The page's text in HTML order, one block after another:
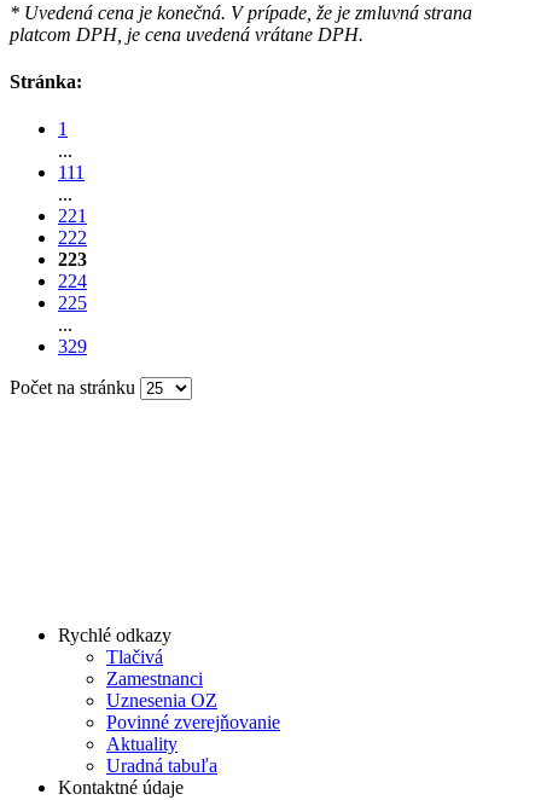
* Uvedená cena je konečná. V prípade, že je zmluvná strana
platcom DPH, je cena uvedená vrátane DPH.
Stránka:
1
...
111
...
221
222
223
224
225
...
329
Počet na stránku
Rychlé odkazy
Tlačivá
Zamestnanci
Uznesenia OZ
Povinné zverejňovanie
Aktuality
Uradná tabuľa
Kontaktné údaje